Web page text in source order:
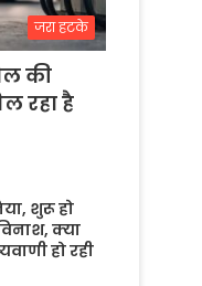
जरा हटके
की
रहा है
शुरू हो
क्या
हो रही